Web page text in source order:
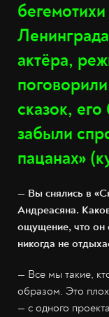
актёра,
сказок,
забыли
пацанах»
— Вы снялись в
Андреасяна.
ощущение, что он
никогда не
— Все мы такие,
образом. Это
— с одного